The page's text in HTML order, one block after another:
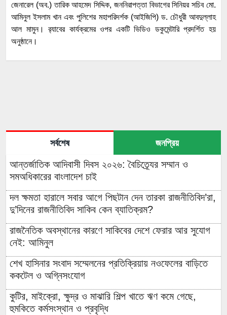
জেনারেল (অব.) তারিক আহমেদ সিদ্দিক, জননিরাপত্তা বিভাগের সিনিয়র সচিব মো.
আমিনুল ইসলাম খান এবং পুলিশের মহাপরিদর্শক (আইজিপি) ড. চৌধুরী আবদুল্লাহ
আল মামুন। র‌্যাবের কার্যক্রমের ওপর একটি ভিডিও ডকুমেন্টারি প্রদর্শিত হয়
অনুষ্ঠানে।
সর্বশেষ জনপ্রিয়
আন্তর্জাতিক আদিবাসী দিবস ২০২৬: বৈচিত্র্যের সম্মান ও
সমঅধিকারের বাংলাদেশ চাই
দল ক্ষমতা হারালে সবার আগে পিছটান দেন তারকা রাজনীতিবিদ’রা,
দু’দিনের রাজনীতিবিদ সাকিব কেন ব্যাতিক্রম?
রাজনৈতিক অবস্থানের কারণে সাকিবের দেশে ফেরার আর সুযোগ
নেই: আমিনুল
শেখ হাসিনার সংবাদ সম্মেলনের প্রতিক্রিয়ায় নওফেলের বাড়িতে
ককটেল ও অগ্নিসংযোগ
কুটির, মাইক্রো, ক্ষুদ্র ও মাঝারি শিল্প খাতে ঋণ কমে গেছে,
হুমকিতে কর্মসংস্থান ও প্রবৃদ্ধি